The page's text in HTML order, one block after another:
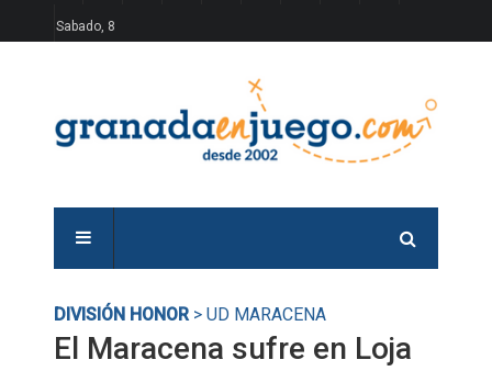
Sabado, 8
DIVISIÓN HONOR> UD MARACENA
El Maracena sufre en Loja